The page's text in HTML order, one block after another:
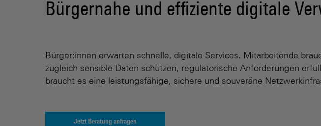
Bürgernahe und effiziente digitale
Bürger:innen erwarten schnelle, digitale Services. Mitarbeitende
zugleich sensible Daten schützen, regulatorische Anforderungen
braucht es eine leistungsfähige, sichere und souveräne
Jetzt Beratung anfragen